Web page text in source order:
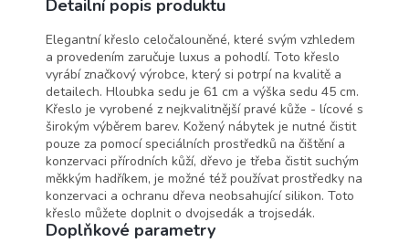
Detailní popis produktu
Elegantní křeslo celočalouněné, které svým vzhledem
a provedením zaručuje luxus a pohodlí. Toto křeslo
vyrábí značkový výrobce, který si potrpí na kvalitě a
detailech. Hloubka sedu je 61 cm a výška sedu 45 cm.
Křeslo je vyrobené z nejkvalitnější pravé kůže - lícové s
širokým výběrem barev. Kožený nábytek je nutné čistit
pouze za pomocí speciálních prostředků na čištění a
konzervaci přírodních kůží, dřevo je třeba čistit suchým
měkkým hadříkem, je možné též používat prostředky na
konzervaci a ochranu dřeva neobsahující silikon. Toto
křeslo můžete doplnit o dvojsedák a trojsedák.
Doplňkové parametry